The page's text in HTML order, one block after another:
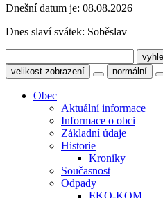
Dnešní datum je: 08.08.2026
Dnes slaví svátek: Soběslav
velikost zobrazení normální
Obec
Aktuální informace
Informace o obci
Základní údaje
Historie
Kroniky
Současnost
Odpady
EKO-KOM